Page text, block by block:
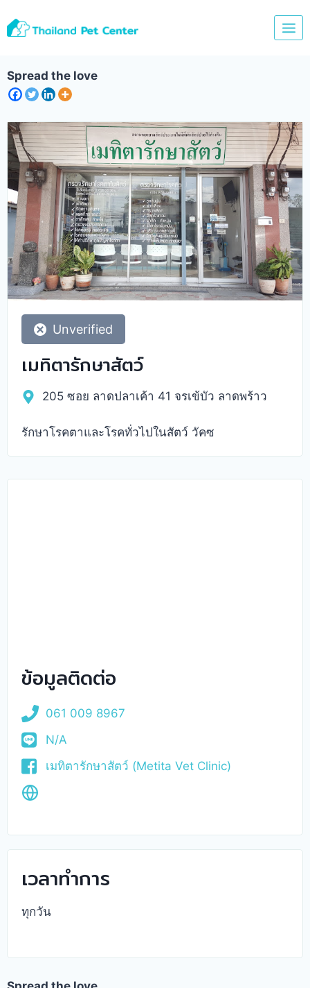
to
Spread the love
Unverified
เมทิตารักษาสัตว์
205 ซอย ลาดปลาเค้า 41 จรเข้บัว ลาดพร้าว
รักษาโรคตาและโรคทั่วไปในสัตว์ วัคซ
ข้อมูลติดต่อ
061 009 8967
N/A
เมทิตารักษาสัตว์ (Metita Vet Clinic)
เวลาทำการ
ทุกวัน